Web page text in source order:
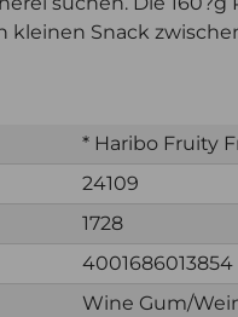
kleinen Snack
* Haribo Fruity
24109
1728
4001686013854
Wine Gum/